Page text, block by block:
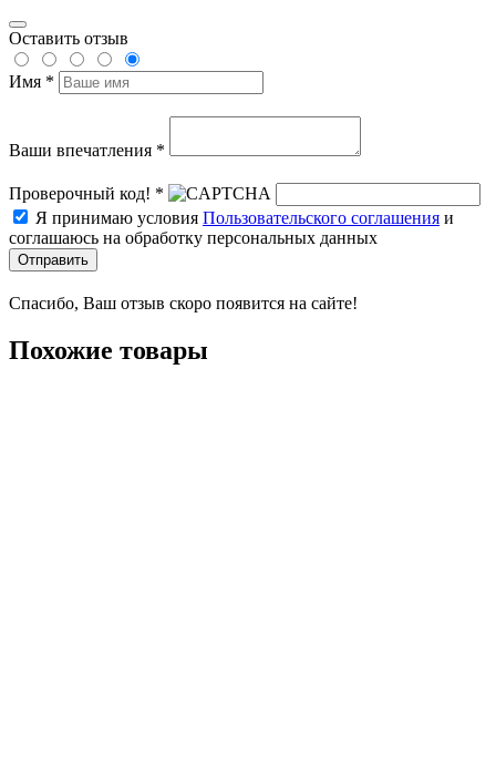
Оставить отзыв
Имя *
Ваши впечатления *
Проверочный код! *
Я принимаю условия Пользовательского соглашения и
соглашаюсь на обработку персональных данных
Отправить
Спасибо, Ваш отзыв скоро появится на сайте!
Похожие товары